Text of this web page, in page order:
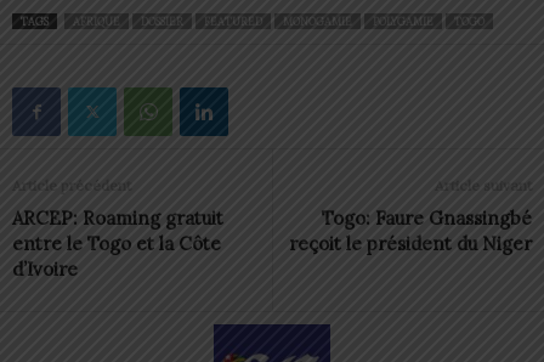
TAGS AFRIQUE DOSSIER FEATURED MONOGAMIE POLYGAMIE TOGO
Article précédent
ARCEP: Roaming gratuit
entre le Togo et la Côte
d’Ivoire
Article suivant
Togo: Faure Gnassingbé
reçoit le président du Niger